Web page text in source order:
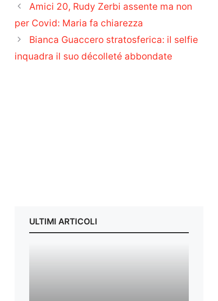
Amici 20, Rudy Zerbi assente ma non
per Covid: Maria fa chiarezza
Bianca Guaccero stratosferica: il selfie
inquadra il suo décolleté abbondate
ULTIMI ARTICOLI